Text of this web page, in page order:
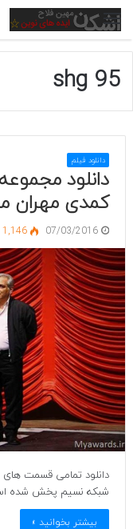
منو
shg 95
دانلود فیلم
دانلود
کمدی مهران
07/03/2016
1,146
دانلود تمامی قسمت
شبکه نسیم پخش شده
بیشتر بخوانید »